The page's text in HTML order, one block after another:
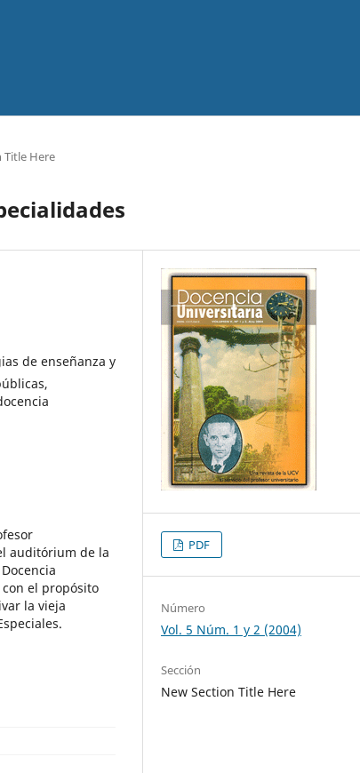
Title Here
de enseñanza y
auditórium de la
el propósito
la vieja
PDF
Número
Vol. 5 Núm. 1 y 2 (2004)
Sección
New Section Title Here